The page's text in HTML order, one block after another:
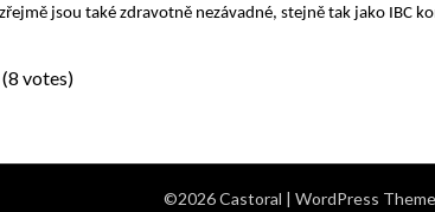
jsou také zdravotně nezávadné, stejně tak jako IBC
votes)
©2026 Castoral | WordPress